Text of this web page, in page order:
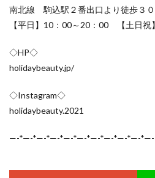
南北線 駒込駅２番出口より徒歩３
【平日】10：00～20：00 【土日祝
◇HP◇
holidaybeauty.jp/
◇Instagram◇
holidaybeauty.2021
—-*—-*—-*—-*—-*—-*—-*—-*—-*—-*—-